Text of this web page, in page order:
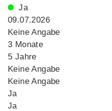
Ja
09.07.2026
Keine Angabe
3 Monate
5 Jahre
Keine Angabe
Keine Angabe
Ja
Ja